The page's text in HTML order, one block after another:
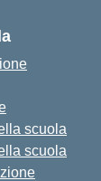
scuola
scuola